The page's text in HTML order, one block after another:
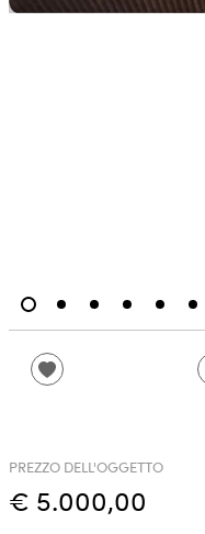
PREZZO DELL'OGGETTO
€ 5.000,00